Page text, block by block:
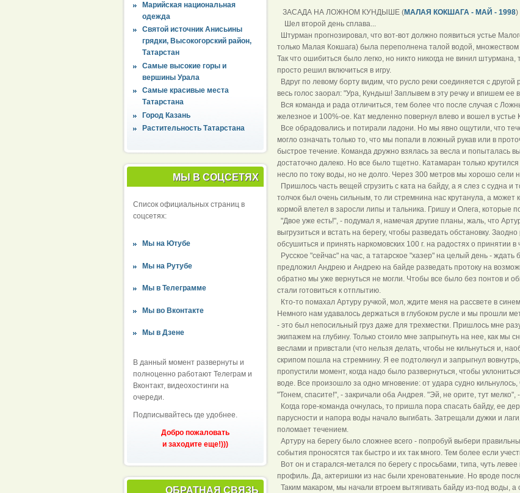
Марийская национальная
одежда
Святой источник Анисьины
грядки, Высокогорский район,
Татарстан
Самые высокие горы и
вершины Урала
Самые красивые места
Татарстана
Город Казань
Растительность Татарстана
МЫ В СОЦСЕТЯХ
Список официальных страниц в
соцсетях:
Мы на Ютубе
Мы на Рутубе
Мы в Телеграмме
Мы во Вконтакте
Мы в Дзене
В данный момент развернуты и
полноценно работают Телеграм и
Вконтакт, видеохостинги на
очереди.
Подписывайтесь где удобнее.
Добро пожаловать
и заходите еще!)))
ОБРАТНАЯ СВЯЗЬ
ЗАСАДА НА ЛОЖНОМ КУНДЫШЕ (МАЛАЯ КОКШАГА - МАЙ - 1998)
Шел второй день сплава...
Штурман прогнозировал, что вот-вот должно появиться устье
только Малая Кокшага) была переполнена талой водой,
Так что ошибиться было легко, но никто никогда не винил
просто решил включиться в игру.
Вдруг по левому борту видим, что русло реки соединяется с
весь голос заорал: "Ура, Кундыш! Заплывем в эту речку и впишем ее
Вся команда и рада отличиться, тем более что после случая с
железное и 100%-ое. Кат медленно повернул влево и вошел в устье
Все обрадовались и потирали ладони. Но мы явно ощутили, что
могло означать только то, что мы попали в ложный рукав или в
быстрое течение. Команда дружно взялась за весла и попыталась
достаточно далеко. Но все было тщетно. Катамаран только
несло по току воды, но не долго. Через 300 метров мы хорошо сели
Пришлось часть вещей сгрузить с ката на байду, а я слез с судна и
толчок был очень сильным, то ли стремнина нас крутанула, а может
кормой влетел в заросли липы и тальника. Гришу и Олега, которые
"Двое уже есть!", - подумал я, намечая другие планы, жаль, что
выгрузиться и встать на берегу, чтобы разведать обстановку.
обсушиться и принять наркомовских 100 г. на радостях о принятии в
Русское "сейчас" на час, а татарское "хазер" на целый день -
предложил Андрею и Андрею на байде разведать протоку на
обратно мы уже вернуться не могли. Чтобы все было без понтов и
стали готовиться к отплытию.
Кто-то помахал Артуру ручкой, мол, ждите меня на рассвете в
Немного нам удавалось держаться в глубоком русле и мы прошли
- это был непосильный груз даже для трехместки. Пришлось мне
экипажем на глубину. Только стоило мне запрыгнуть на нее, как мы
веслами и привстали (что нельзя делать, чтобы не кильнуться и,
скрипом пошла на стремнину. Я ее подтолкнул и запрыгнул
пропустили момент, когда надо было развернуться, чтобы
воде. Все произошло за одно мгновение: от удара судно
"Тонем, спасите!", - закричали оба Андрея. "Эй, не орите, тут мелко",
Когда горе-команда очнулась, то пришла пора спасать байду, ее
парусности и напора воды начало выгибать. Затрещали дужки и
поломает течением.
Артуру на берегу было сложнее всего - попробуй выбери
события проносятся так быстро и их так много. Тем более если
Вот он и старался-метался по берегу с просьбами, типа, чуть
профиль. Да, актеришки из нас были хреноватенькие. Но вроде
Таким макаром, мы начали втроем вытягивать байду из-под воды, а